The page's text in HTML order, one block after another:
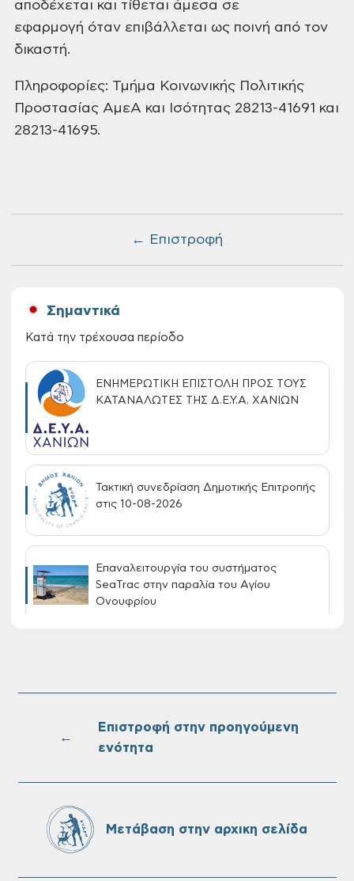
← Επιστροφή
αποδέχεται και τίθεται άμεσα σε
εφαρμογή όταν επιβάλλεται ως ποινή από τον
δικαστή.
Πληροφορίες: Τμήμα Κοινωνικής Πολιτικής
Προστασίας ΑμεΑ και Ισότητας 28213-41691 και
28213-41695.
Σημαντικά
Κατά την τρέχουσα περίοδο
ΕΝΗΜΕΡΩΤΙΚΗ ΕΠΙΣΤΟΛΗ ΠΡΟΣ ΤΟΥΣ
ΚΑΤΑΝΑΛΩΤΕΣ ΤΗΣ Δ.Ε.Υ.Α. ΧΑΝΙΩΝ
Τακτική συνεδρίαση Δημοτικής Επιτροπής
στις 10-08-2026
Επαναλειτουργία του συστήματος
SeaTrac στην παραλία του Αγίου
Ονουφρίου
πίνακες της προκήρυξης ΣΟΧ 3/2026 του
πρόσληψη προσωπικού με σχέση
σχολικών μονάδων
←
Επιστροφή στην προηγούμενη
ενότητα
Μετάβαση στην αρχικη σελίδα